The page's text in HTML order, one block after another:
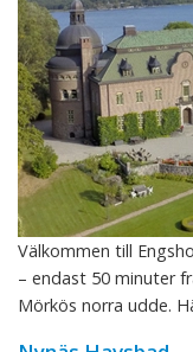
Välkommen till
– endast 50 minuter
Mörkös norra udde.